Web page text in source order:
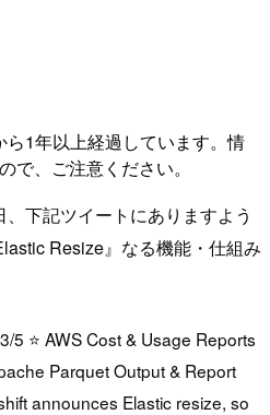
ら1年以上経過しています。情
で、ご注意ください。
下記ツイートにありますよう
Resize』なる機能・仕組み
5 ⭐ AWS Cost & Usage Reports
Parquet Output & Report
announces Elastic resize, so